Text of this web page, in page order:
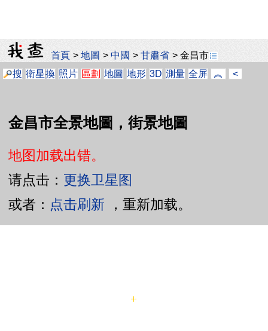
首頁 >地圖 >中國 >甘肅省 >金昌市
搜 衛星換 照片 區劃 地圖 地形 3D 測量 全屏 ︽ <
金昌市全景地圖，街景地圖
地图加载出错。
请点击： 更换卫星图
或者： 点击刷新 ，重新加载。